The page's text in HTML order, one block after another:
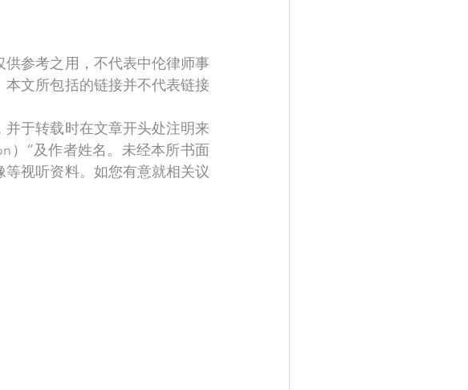
参考之用，不代表中伦律师事
文所包括的链接并不代表链接
于转载时在文章开头处注明来
）”及作者姓名。未经本所书面
视听资料。如您有意就相关议